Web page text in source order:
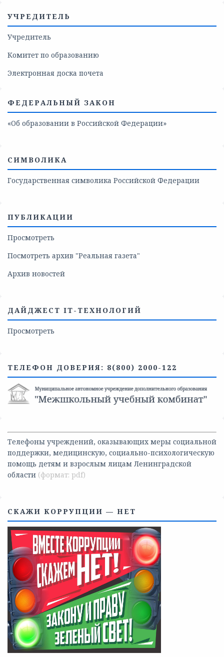
УЧРЕДИТЕЛЬ
Учредитель
Комитет по образованию
Электронная доска почета
ФЕДЕРАЛЬНЫЙ ЗАКОН
«Об образовании в Российской Федерации»
СИМВОЛИКА
Государственная символика Российской Федерации
ПУБЛИКАЦИИ
Просмотреть
Посмотреть архив "Реальная газета"
Архив новостей
ДАЙДЖЕСТ IT-ТЕХНОЛОГИЙ
Просмотреть
ТЕЛЕФОН ДОВЕРИЯ: 8(800) 2000-122
Телефоны учреждений, оказывающих меры социальной
поддержки, медицинскую, социально-психологическую
помощь детям и взрослым лицам Ленинградской
области
СКАЖИ КОРРУПЦИИ — НЕТ